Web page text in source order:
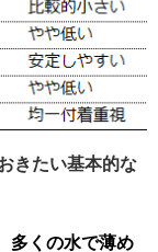
きたい基本的な
多くの水で薄め